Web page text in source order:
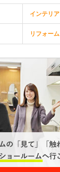
インテリア
リフォーム